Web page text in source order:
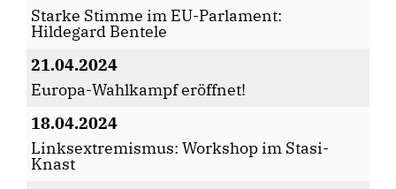
Starke Stimme im EU-Parlament:
Hildegard Bentele
21.04.2024
Europa-Wahlkampf eröffnet!
18.04.2024
Linksextremismus: Workshop im Stasi-
Knast